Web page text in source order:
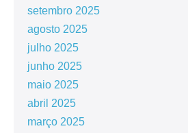
setembro 2025
agosto 2025
julho 2025
junho 2025
maio 2025
abril 2025
março 2025